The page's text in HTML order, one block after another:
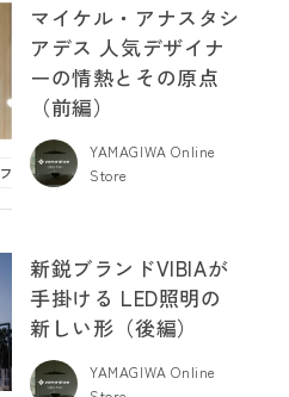
フロス ブランドコンテンツ
マイケル・アナスタシ
アデス 人気デザイナ
ーの情熱とその原点
（前編）
YAMAGIWA Online
Store
新鋭ブランドVIBIAが
手掛ける LED照明の
新しい形（後編）
YAMAGIWA Online